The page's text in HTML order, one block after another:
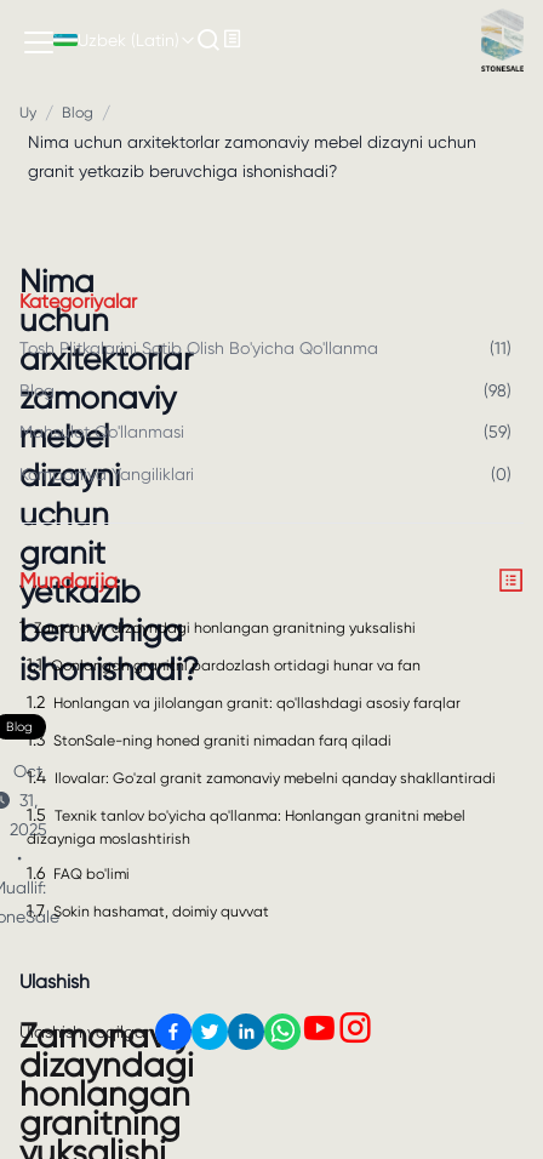
Uzbek (Latin)
Uy / Blog
/
Nima uchun arxitektorlar zamonaviy mebel dizayni uchun
granit yetkazib beruvchiga ishonishadi?
Nima
uchun
arxitektorlar
zamonaviy
mebel
dizayni
uchun
granit
yetkazib
beruvchiga
ishonishadi?
Blog
Oct
31,
2025
•
Zamonaviy
dizayndagi
honlangan
granitning
Kategoriyalar
Tosh Plitkalarini Sotib Olish Bo'yicha Qo'llanma (11)
Blog (98)
Mahsulot Qo'llanmasi (59)
Kompaniya Yangiliklari (0)
Mundarija
1 Zamonaviy dizayndagi honlangan granitning yuksalishi
1.1 Qonlangan granitni pardozlash ortidagi hunar va fan
1.2 Honlangan va jilolangan granit: qo'llashdagi asosiy farqlar
1.3 StonSale-ning honed graniti nimadan farq qiladi
1.4 Ilovalar: Go'zal granit zamonaviy mebelni qanday shakllantiradi
1.5 Texnik tanlov bo'yicha qo'llanma: Honlangan granitni mebel
dizayniga moslashtirish
1.6 FAQ bo'limi
1.7 Sokin hashamat, doimiy quvvat
Ulashish
Ulashish yoqilgan